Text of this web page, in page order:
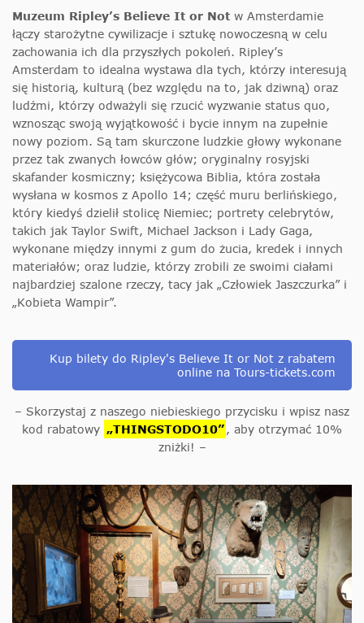
Muzeum Ripley’s Believe It or Not w Amsterdamie
łączy starożytne cywilizacje i sztukę nowoczesną w celu
zachowania ich dla przyszłych pokoleń. Ripley’s
Amsterdam to idealna wystawa dla tych, którzy interesują
się historią, kulturą (bez względu na to, jak dziwną) oraz
ludźmi, którzy odważyli się rzucić wyzwanie status quo,
wznosząc swoją wyjątkowość i bycie innym na zupełnie
nowy poziom. Są tam skurczone ludzkie głowy wykonane
przez tak zwanych łowców głów; oryginalny rosyjski
skafander kosmiczny; księżycowa Biblia, która została
wysłana w kosmos z Apollo 14; część muru berlińskiego,
który kiedyś dzielił stolicę Niemiec; portrety celebrytów,
takich jak Taylor Swift, Michael Jackson i Lady Gaga,
wykonane między innymi z gum do żucia, kredek i innych
materiałów; oraz ludzie, którzy zrobili ze swoimi ciałami
najbardziej szalone rzeczy, tacy jak „Człowiek Jaszczurka” i
„Kobieta Wampir”.
Kup bilety do Ripley's Believe It or Not z rabatem
online na Tours-tickets.com
– Skorzystaj z naszego niebieskiego przycisku i wpisz nasz
kod rabatowy „THINGSTODO10” , aby otrzymać 10%
zniżki! –